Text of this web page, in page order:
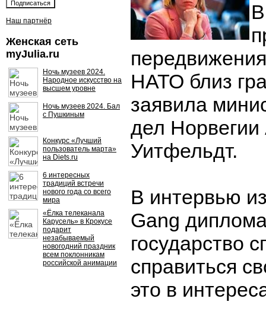
Наш партнёр
Женская сеть
myJulia.ru
Ночь музеев 2024.
Народное искусство на
высшем уровне
Ночь музеев 2024. Бал
с Пушкиным
Конкурс «Лучший
пользователь марта»
на Diets.ru
6 интересных
традиций встречи
нового года со всего
мира
«Ёлка телеканала
Карусель» в Крокусе
подарит
незабываемый
новогодний праздник
всем поклонникам
российской анимации
НАТО близ
заявила
дел Норвегии
Уитфельдт.
В интервью
Gang
государство
справиться
это в